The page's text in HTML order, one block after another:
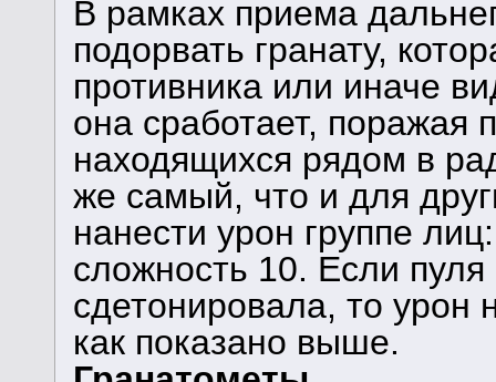
В рамках приема
подорвать гранату,
противника или иначе
она сработает, поражая
находящихся рядом в
же самый, что и для
нанести урон группе
сложность 10. Если пуля
сдетонировала, то урон
как показано выше.